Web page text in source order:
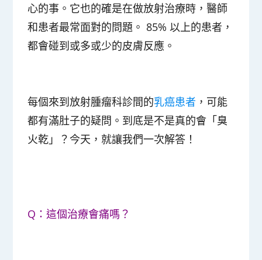
心的事 。它也的確是在做放射治療時，醫師
和患者最常面對的問題。 85% 以上的患者，
都會碰到或多或少的皮膚反應。
每個來到放射腫瘤科診間的乳癌患者 ，可能
都有滿肚子的疑問。到底是不是真的會「臭
火乾」？今天，就讓我們一次解答！
Q：這個治療會痛嗎？